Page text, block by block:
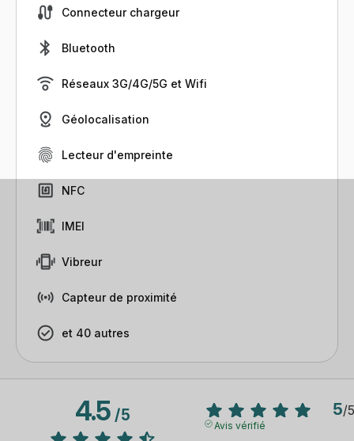
Connecteur chargeur
Bluetooth
Réseaux 3G/4G/5G et Wifi
Géolocalisation
Lecteur d'empreinte
NFC
IMEI
Vibreur
Capteur de proximité
et 40 autres
4.5/5 5/5
Avis vérifié